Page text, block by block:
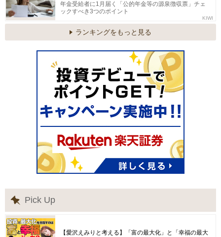
年金受給者に1月届く「公的年金等の源泉徴収票」チェ
ックすべき3つのポイント
KIWI
ランキングをもっと見る
Pick Up
【愛沢えみりと考える】「富の最大化」と「幸福の最大